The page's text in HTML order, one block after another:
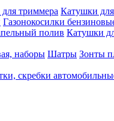
триммера Катушки
Газонокосилки
полив Катушки
наборы Шатры Зонты
скребки